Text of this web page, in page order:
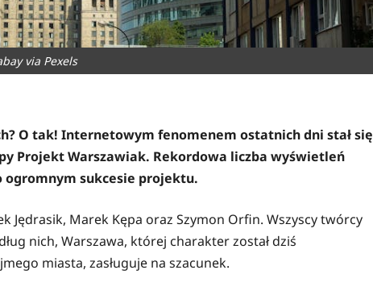
via Pexels
O tak! Internetowym fenomenem ostatnich dni stał się
Projekt Warszawiak. Rekordowa liczba wyświetleń
ogromnym sukcesie projektu.
Jędrasik, Marek Kępa oraz Szymon Orfin. Wszyscy twórcy
nich, Warszawa, której charakter został dziś
miasta, zasługuje na szacunek.